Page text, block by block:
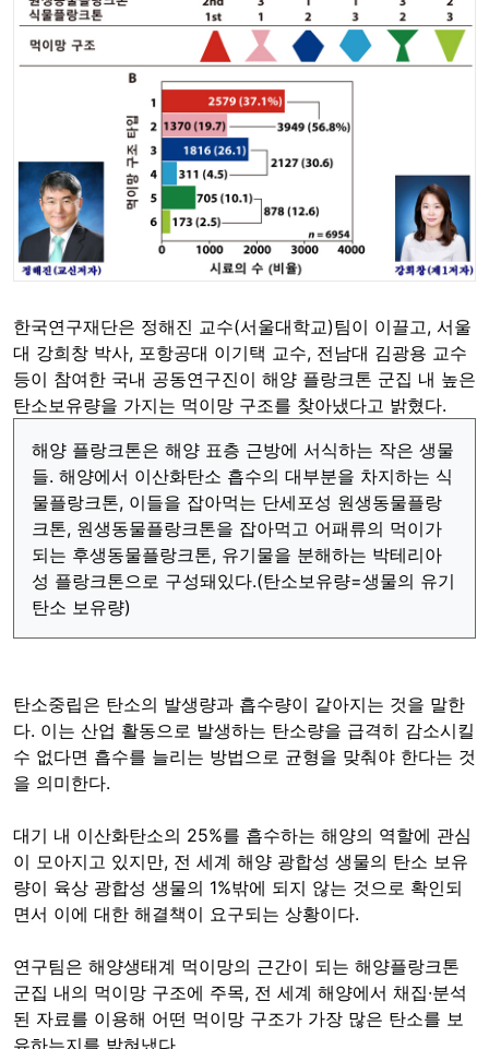
한국연구재단은 정해진 교수(서울대학교)팀이 이끌고, 서울
대 강희창 박사, 포항공대 이기택 교수, 전남대 김광용 교수
등이 참여한 국내 공동연구진이 해양 플랑크톤 군집 내 높은
탄소보유량을 가지는 먹이망 구조를 찾아냈다고 밝혔다.
해양 플랑크톤은 해양 표층 근방에 서식하는 작은 생물
들. 해양에서 이산화탄소 흡수의 대부분을 차지하는 식
물플랑크톤, 이들을 잡아먹는 단세포성 원생동물플랑
크톤, 원생동물플랑크톤을 잡아먹고 어패류의 먹이가
되는 후생동물플랑크톤, 유기물을 분해하는 박테리아
성 플랑크톤으로 구성돼있다.(탄소보유량=생물의 유기
탄소 보유량)
탄소중립은 탄소의 발생량과 흡수량이 같아지는 것을 말한
다. 이는 산업 활동으로 발생하는 탄소량을 급격히 감소시킬
수 없다면 흡수를 늘리는 방법으로 균형을 맞춰야 한다는 것
을 의미한다.
대기 내 이산화탄소의 25%를 흡수하는 해양의 역할에 관심
이 모아지고 있지만, 전 세계 해양 광합성 생물의 탄소 보유
량이 육상 광합성 생물의 1%밖에 되지 않는 것으로 확인되
면서 이에 대한 해결책이 요구되는 상황이다.
연구팀은 해양생태계 먹이망의 근간이 되는 해양플랑크톤
군집 내의 먹이망 구조에 주목, 전 세계 해양에서 채집·분석
된 자료를 이용해 어떤 먹이망 구조가 가장 많은 탄소를 보
유하는지를 밝혀냈다.